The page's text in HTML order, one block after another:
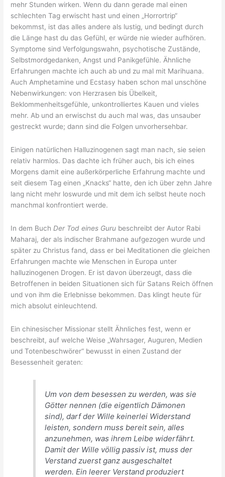
mehr Stunden wirken. Wenn du dann gerade mal einen
schlechten Tag erwischt hast und einen „Horrortrip“
bekommst, ist das alles andere als lustig, und bedingt durch
die Länge hast du das Gefühl, er würde nie wieder aufhören.
Symptome sind Verfolgungswahn, psychotische Zustände,
Selbstmordgedanken, Angst und Panikgefühle. Ähnliche
Erfahrungen machte ich auch ab und zu mal mit Marihuana.
Auch Amphetamine und Ecstasy haben schon mal unschöne
Nebenwirkungen: von Herzrasen bis Übelkeit,
Beklommenheitsgefühle, unkontrolliertes Kauen und vieles
mehr. Ab und an erwischst du auch mal was, das unsauber
gestreckt wurde; dann sind die Folgen unvorhersehbar.
Einigen natürlichen Halluzinogenen sagt man nach, sie seien
relativ harmlos. Das dachte ich früher auch, bis ich eines
Morgens damit eine außerkörperliche Erfahrung machte und
seit diesem Tag einen „Knacks“ hatte, den ich über zehn Jahre
lang nicht mehr loswurde und mit dem ich selbst heute noch
manchmal konfrontiert werde.
In dem Buch Der Tod eines Guru beschreibt der Autor Rabi
Maharaj, der als indischer Brahmane aufgezogen wurde und
später zu Christus fand, dass er bei Meditationen die gleichen
Erfahrungen machte wie Menschen in Europa unter
halluzinogenen Drogen. Er ist davon überzeugt, dass die
Betroffenen in beiden Situationen sich für Satans Reich öffnen
und von ihm die Erlebnisse bekommen. Das klingt heute für
mich absolut einleuchtend.
Ein chinesischer Missionar stellt Ähnliches fest, wenn er
beschreibt, auf welche Weise „Wahrsager, Auguren, Medien
und Totenbeschwörer“ bewusst in einen Zustand der
Besessenheit geraten:
Um von dem besessen zu werden, was sie
Götter nennen (die eigentlich Dämonen
sind), darf der Wille keinerlei Widerstand
leisten, sondern muss bereit sein, alles
anzunehmen, was ihrem Leibe widerfährt.
Damit der Wille völlig passiv ist, muss der
Verstand zuerst ganz ausgeschaltet
werden. Ein leerer Verstand produziert